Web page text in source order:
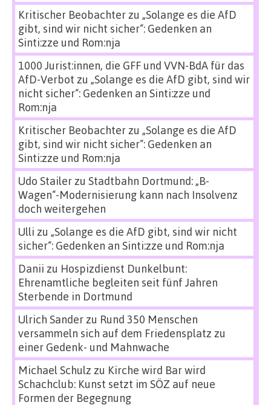
Kritischer Beobachterzu „Solange es die AfD
gibt, sind wir nicht sicher“: Gedenken an
Sinti:zze und Rom:nja
1000 Jurist:innen, die GFF und VVN-BdA für das
AfD-Verbot zu „Solange es die AfD gibt, sind wir
nicht sicher“: Gedenken an Sinti:zze und
Rom:nja
Kritischer Beobachterzu „Solange es die AfD
gibt, sind wir nicht sicher“: Gedenken an
Sinti:zze und Rom:nja
Udo Stailerzu Stadtbahn Dortmund: „B-
Wagen“-Modernisierung kann nach Insolvenz
doch weitergehen
Ulli zu „Solange es die AfD gibt, sind wir nicht
sicher“: Gedenken an Sinti:zze und Rom:nja
Danii zu Hospizdienst Dunkelbunt:
Ehrenamtliche begleiten seit fünf Jahren
Sterbende in Dortmund
Ulrich Sanderzu Rund 350 Menschen
versammeln sich auf dem Friedensplatz zu
einer Gedenk- und Mahnwache
Michael Schulz zu Kirche wird Bar wird
Schachclub: Kunst setzt im SÖZ auf neue
Formen der Begegnung